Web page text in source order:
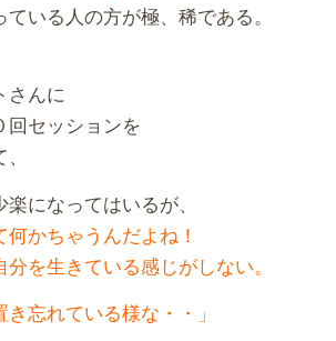
いる人の方が極、稀である。
さんに
回セッションを
になってはいるが、
何かちゃうんだよね！
を生きている感じがしない。
忘れている様な・・」